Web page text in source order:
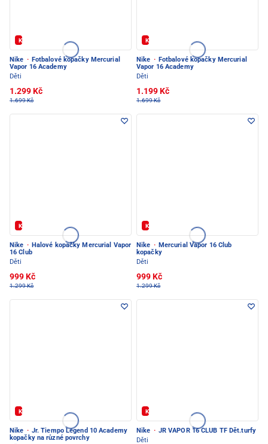
Kód: FOTBAL20
Nike · Fotbalové kopačky Mercurial
Vapor 16 Academy
Děti
1.299 Kč
1.699 Kč
Kód: FOTBAL20
Nike · Fotbalové kopačky Mercurial
Vapor 16 Academy
Děti
1.199 Kč
1.699 Kč
Kód: FOTBAL20
Nike · Halové kopačky Mercurial Vapor
16 Club
Děti
999 Kč
1.299 Kč
Kód: FOTBAL20
Nike · Mercurial Vapor 16 Club
kopačky
Děti
999 Kč
1.299 Kč
Kód: FOTBAL20
Nike · Jr. Tiempo Legend 10 Academy
kopačky na různé povrchy
Kód: FOTBAL20
Nike · JR VAPOR 16 CLUB TF Dět.turfy
Děti